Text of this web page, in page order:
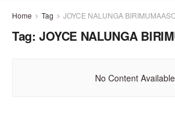
Home Tag JOYCE NALUNGA
Tag: JOYCE NALUNGA
No Content Available